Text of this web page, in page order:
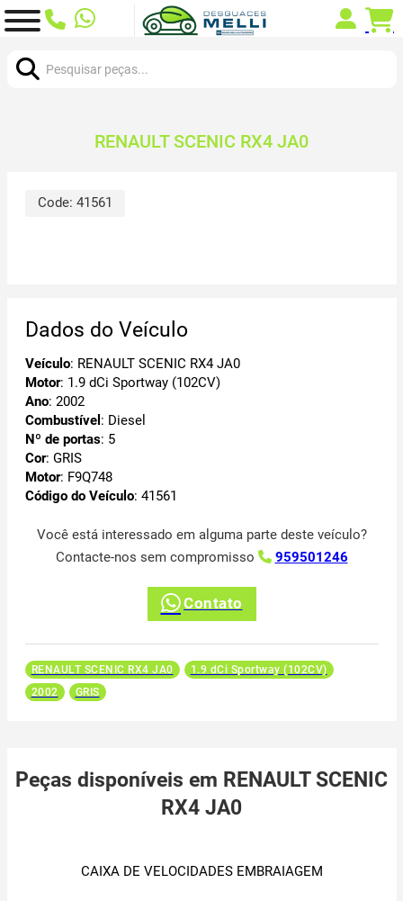
RENAULT SCENIC RX4 JA0
Code: 41561
Dados do Veículo
Veículo: RENAULT SCENIC RX4 JA0
Motor: 1.9 dCi Sportway (102CV)
Ano: 2002
Combustível : Diesel
Nº de portas: 5
Cor: GRIS
Motor: F9Q748
Código do Veículo: 41561
Você está interessado em alguma parte deste veículo?
Contacte-nos sem compromisso
959501246
Contato
RENAULT SCENIC RX4 JA0
1.9 dCi Sportway (102CV)
2002
GRIS
Peças disponíveis em RENAULT SCENIC
RX4 JA0
CAIXA DE VELOCIDADES EMBRAIAGEM